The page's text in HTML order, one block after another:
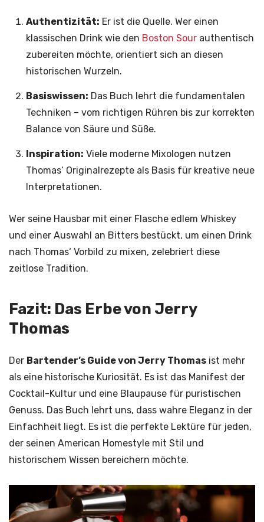
Authentizität: Er ist die Quelle. Wer einen
klassischen Drink wie den Boston Sourauthentisch
zubereiten möchte, orientiert sich an diesen
historischen Wurzeln.
Basiswissen: Das Buch lehrt die fundamentalen
Techniken – vom richtigen Rühren bis zur korrekten
Balance von Säure und Süße.
Inspiration: Viele moderne Mixologen nutzen
Thomas‘ Originalrezepte als Basis für kreative neue
Interpretationen.
Wer seine Hausbar mit einer Flasche edlem Whiskey
und einer Auswahl an Bitters bestückt, um einen Drink
nach Thomas‘ Vorbild zu mixen, zelebriert diese
zeitlose Tradition.
Fazit: Das Erbe von Jerry
Thomas
Der Bartender’s Guide von Jerry Thomas ist mehr
als eine historische Kuriosität. Es ist das Manifest der
Cocktail-Kultur und eine Blaupause für puristischen
Genuss. Das Buch lehrt uns, dass wahre Eleganz in der
Einfachheit liegt. Es ist die perfekte Lektüre für jeden,
der seinen American Homestyle mit Stil und
historischem Wissen bereichern möchte.